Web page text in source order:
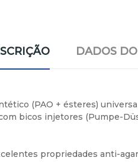
DADOS
(PAO + ésteres)
bicos injetores (Pumpe-
propriedades anti-